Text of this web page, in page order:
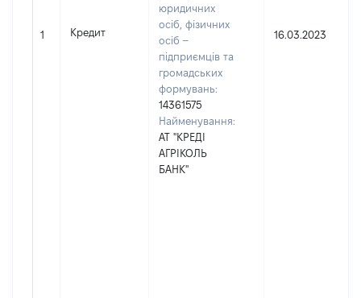
1 Кредит
юридичних
осіб, фізичних
осіб –
підприємців та
громадських
формувань:
14361575
Найменування:
АТ "КРЕДІ
АГРІКОЛЬ
БАНК"
16.03.2023